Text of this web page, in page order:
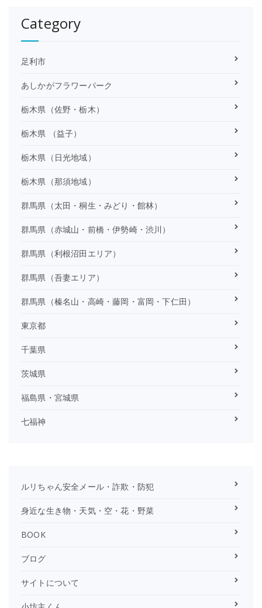
ジ
送
Category
足利市
あしかがフラワーパーク
栃木県（佐野・栃木）
栃木県 （益子）
栃木県（日光地域）
栃木県（那須地域）
群馬県（太田・桐生・みどり・館林）
群馬県（赤城山・前橋・伊勢崎・渋川）
群馬県（利根沼田エリア）
群馬県（吾妻エリア）
群馬県（榛名山・高崎・藤岡・富岡・下仁田）
東京都
千葉県
茨城県
福島県・宮城県
七福神
ルリちゃん安全メール・詐欺・防犯
身近な生き物・天気・空・花・野菜
BOOK
ブログ
サイトについて